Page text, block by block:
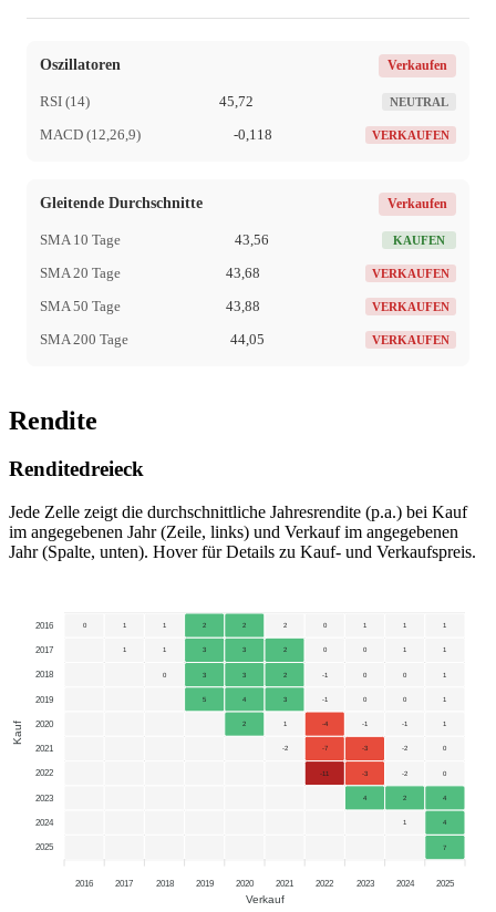
Oszillatoren Verkaufen
RSI (14) 45,72 NEUTRAL
MACD (12,26,9) -0,118 VERKAUFEN
Gleitende Durchschnitte Verkaufen
SMA 10 Tage 43,56 KAUFEN
SMA 20 Tage 43,68 VERKAUFEN
SMA 50 Tage 43,88 VERKAUFEN
SMA 200 Tage 44,05 VERKAUFEN
Rendite
Renditedreieck
Jede Zelle zeigt die durchschnittliche Jahresrendite (p.a.) bei Kauf
im angegebenen Jahr (Zeile, links) und Verkauf im angegebenen
Jahr (Spalte, unten). Hover für Details zu Kauf- und Verkaufspreis.
2016
2017
2018
2019
2020
2021
2022
2023
2024
2025
Kauf
0 1 1 2 2 2 0 1 1 1
1 1 3 3 2 0 0 1 1
0 3 3 2 -1 0 0 1
5 4 3 -1 0 0 1
2 1 -4 -1 -1 1
-2 -7 -3 -2 0
-11 -3 -2 0
4 2 4
1 4
7
2016 2017 2018 2019 2020 2021 2022 2023 2024 2025
Verkauf